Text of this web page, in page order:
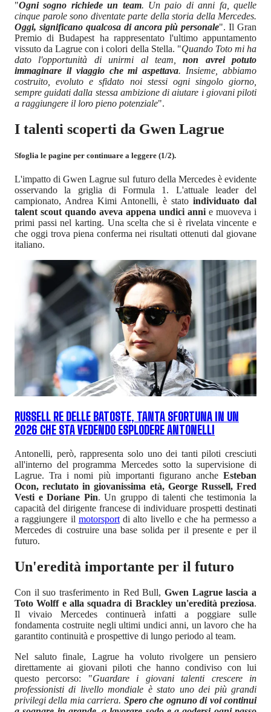
"Ogni sogno richiede un team. Un paio di anni fa, quelle
cinque parole sono diventate parte della storia della Mercedes.
Oggi, significano qualcosa di ancora più personale". Il Gran
Premio di Budapest ha rappresentato l'ultimo appuntamento
vissuto da Lagrue con i colori della Stella. "Quando Toto mi ha
dato l'opportunità di unirmi al team,non avrei potuto
immaginare il viaggio che mi aspettava. Insieme, abbiamo
costruito, evoluto e sfidato noi stessi ogni singolo giorno,
sempre guidati dalla stessa ambizione di aiutare i giovani piloti
a raggiungere il loro pieno potenziale".
I talenti scoperti da Gwen Lagrue
Sfoglia le pagine per continuare a leggere (1/2).
L'impatto di Gwen Lagrue sul futuro della Mercedes è evidente
osservando la griglia di Formula 1. L'attuale leader del
campionato, Andrea Kimi Antonelli, è stato individuato dal
talent scout quando aveva appena undici anni e muoveva i
primi passi nel karting. Una scelta che si è rivelata vincente e
che oggi trova piena conferma nei risultati ottenuti dal giovane
italiano.
RUSSELL RE DELLE BATOSTE, TANTA SFORTUNA IN UN
2026 CHE STA VEDENDO ESPLODERE ANTONELLI
Antonelli, però, rappresenta solo uno dei tanti piloti cresciuti
all'interno del programma Mercedes sotto la supervisione di
Lagrue. Tra i nomi più importanti figurano anche Esteban
Ocon, reclutato in giovanissima età, George Russell, Fred
Vesti e Doriane Pin. Un gruppo di talenti che testimonia la
capacità del dirigente francese di individuare prospetti destinati
a raggiungere il motorsportdi alto livello e che ha permesso a
Mercedes di costruire una base solida per il presente e per il
futuro.
Un'eredità importante per il futuro
Con il suo trasferimento in Red Bull, Gwen Lagrue lascia a
Toto Wolff e alla squadra di Brackley un'eredità preziosa.
Il vivaio Mercedes continuerà infatti a poggiare sulle
fondamenta costruite negli ultimi undici anni, un lavoro che ha
garantito continuità e prospettive di lungo periodo al team.
Nel saluto finale, Lagrue ha voluto rivolgere un pensiero
direttamente ai giovani piloti che hanno condiviso con lui
questo percorso: "Guardare i giovani talenti crescere in
professionisti di livello mondiale è stato uno dei più grandi
privilegi della mia carriera. Spero che ognuno di voi continui